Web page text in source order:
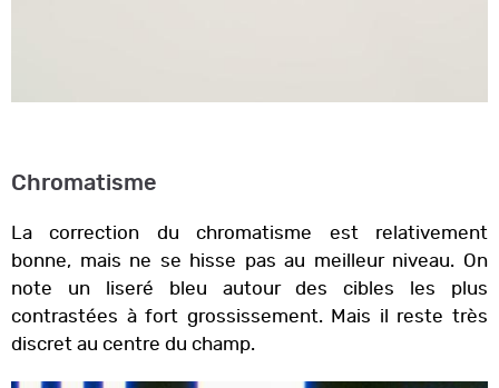
Chromatisme
La correction du chromatisme est relativement
bonne, mais ne se hisse pas au meilleur niveau. On
note un liseré bleu autour des cibles les plus
contrastées à fort grossissement. Mais il reste très
discret au centre du champ.